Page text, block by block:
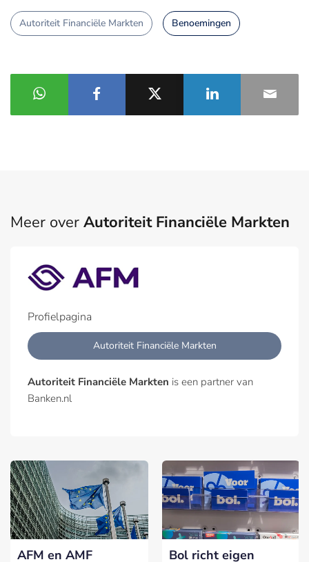
Autoriteit Financiële Markten Benoemingen
Meer over Autoriteit Financiële Markten
Profielpagina
Autoriteit Financiële Markten
Autoriteit Financiële Markten is een partner van
Banken.nl
AFM en AMF
Bol richt eigen